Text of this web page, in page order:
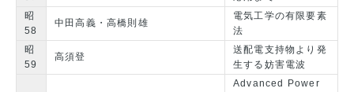
昭
58
中田高義・高橋則雄
電気工学の有限要素
法
昭
59
高須登
送配電支持物より発
生する妨害電波
Advanced Power